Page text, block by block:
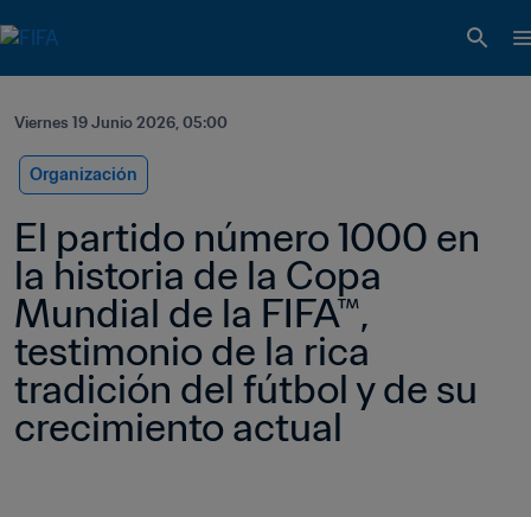
Viernes 19 Junio 2026, 05:00
Organización
El partido número 1000 en
la historia de la Copa
Mundial de la FIFA™,
testimonio de la rica
tradición del fútbol y de su
crecimiento actual